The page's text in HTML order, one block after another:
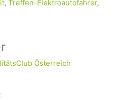
, Treffen-Elektroautofahrer,
Österreich